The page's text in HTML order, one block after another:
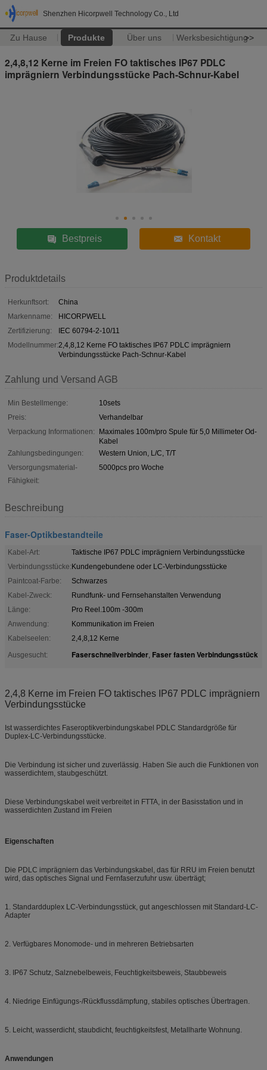
Shenzhen Hicorpwell Technology Co., Ltd
Zu Hause Produkte Über uns Werksbesichtigung>>
2,4,8,12 Kerne im Freien FO taktisches IP67 PDLC
imprägniern Verbindungsstücke Pach-Schnur-Kabel
Bestpreis Kontakt
Produktdetails
Herkunftsort:
China
Markenname:
HICORPWELL
Zertifizierung:
IEC 60794-2-10/11
Modellnummer:2,4,8,12 Kerne FO taktisches IP67 PDLC imprägniern
Verbindungsstücke Pach-Schnur-Kabel
Zahlung und Versand AGB
Min Bestellmenge:
10sets
Preis:
Verhandelbar
Verpackung Informationen:
Maximales 100m/pro Spule für 5,0 Millimeter Od-
Kabel
Zahlungsbedingungen:
Western Union, L/C, T/T
Versorgungsmaterial-
Fähigkeit:
5000pcs pro Woche
Beschreibung
Faser-Optikbestandteile
Kabel-Art:
Taktische IP67 PDLC imprägniern Verbindungsstücke
Verbindungsstücke:Kundengebundene oder LC-Verbindungsstücke
Paintcoat-Farbe:
Schwarzes
Kabel-Zweck:
Rundfunk- und Fernsehanstalten Verwendung
Länge:
Pro Reel.100m -300m
Anwendung:
Kommunikation im Freien
Kabelseelen:
2,4,8,12 Kerne
Ausgesucht:
Faserschnellverbinder, Faser fasten Verbindungsstück
2,4,8 Kerne im Freien FO taktisches IP67 PDLC imprägniern
Verbindungsstücke
Ist wasserdichtes Faseroptikverbindungskabel PDLC Standardgröße für
Duplex-LC-Verbindungsstücke.
Die Verbindung ist sicher und zuverlässig. Haben Sie auch die Funktionen von
wasserdichtem, staubgeschützt.
Diese Verbindungskabel weit verbreitet in FTTA, in der Basisstation und in
wasserdichten Zustand im Freien
Eigenschaften
Die PDLC imprägniern das Verbindungskabel, das für RRU im Freien benutzt
wird, das optisches Signal und Fernfaserzufuhr usw. überträgt;
1. Standardduplex LC-Verbindungsstück, gut angeschlossen mit Standard-LC-
Adapter
2. Verfügbares Monomode- und in mehreren Betriebsarten
3. IP67 Schutz, Salznebelbeweis, Feuchtigkeitsbeweis, Staubbeweis
4. Niedrige Einfügungs-/Rückflussdämpfung, stabiles optisches Übertragen.
5. Leicht, wasserdicht, staubdicht, feuchtigkeitsfest, Metallharte Wohnung.
Anwendungen